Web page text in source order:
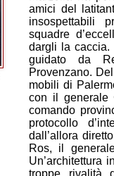
amici del
insospettabili
squadre
dargli la caccia.
guidato da
Provenzano.
mobili di
con il generale
comando
protocollo
dall’allora
Ros, il
Un’architettura